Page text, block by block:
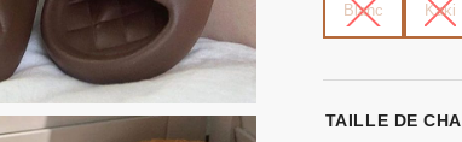
Blanc Kaki
TAILLE DE